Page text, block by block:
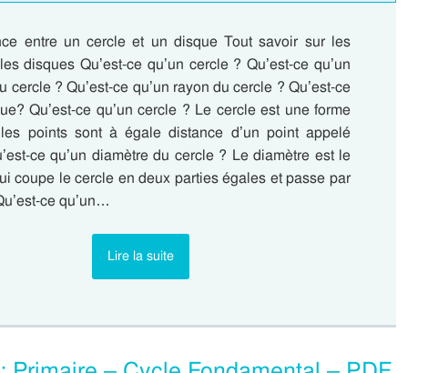
entre un cercle et un disque Tout savoir sur les
disques Qu’est-ce qu’un cercle ? Qu’est-ce qu’un
cercle ? Qu’est-ce qu’un rayon du cercle ? Qu’est-ce
Qu’est-ce qu’un cercle ? Le cercle est une forme
points sont à égale distance d’un point appelé
ce qu’un diamètre du cercle ? Le diamètre est le
coupe le cercle en deux parties égales et passe par
ce qu’un…
Lire la suite